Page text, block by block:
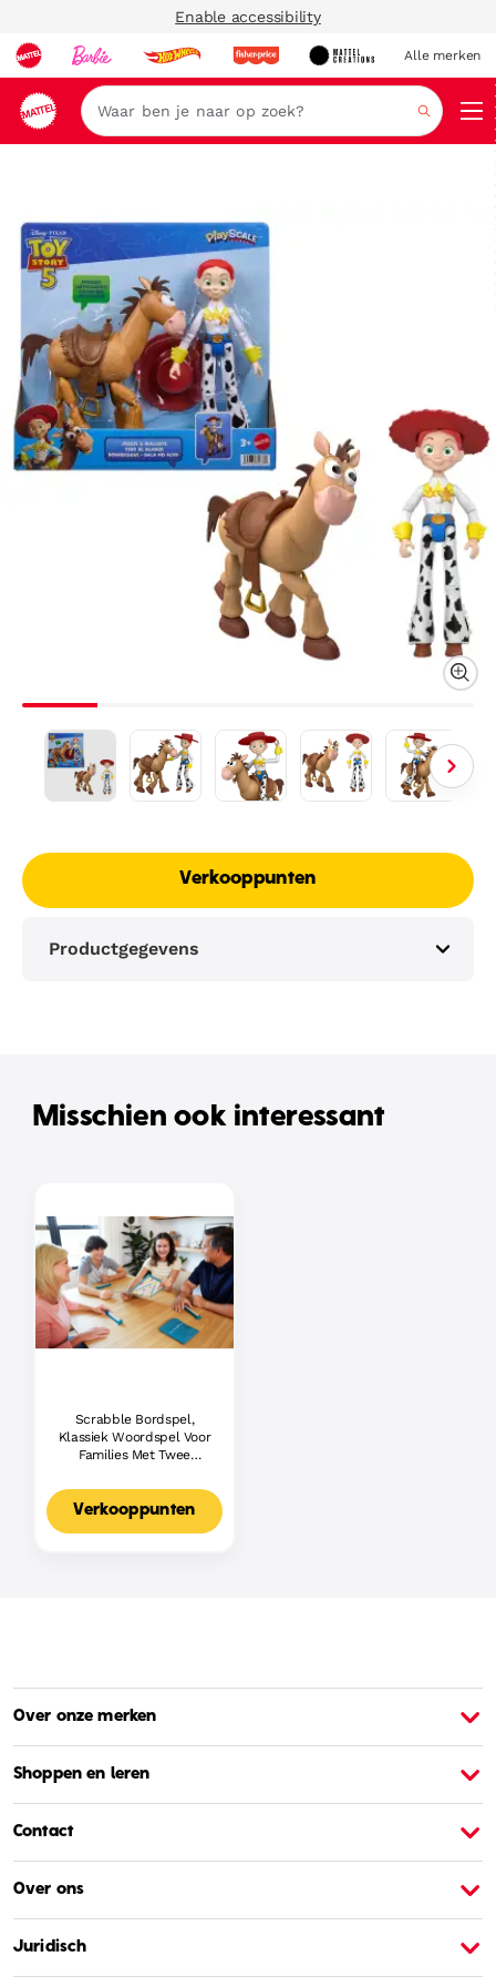
Enable accessibility
Alle merken
Zoeken
Verkooppunten
Productgegevens
Misschien ook interessant
Scrabble Bordspel,
Klassiek Woordspel Voor
Families Met Twee
Voor 2-4 Spelers,
Nederlandse Editie
Verkooppunten
Over onze merken
Shoppen en leren
Contact
Over ons
Juridisch